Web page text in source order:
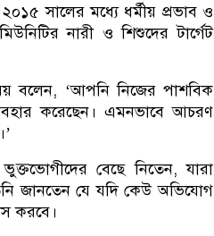
সালের মধ্যে ধর্মীয় প্রভাব ও
নারী ও শিশুদের টার্গেট
বলেন, ‘আপনি নিজের পাশবিক
করেছেন। এমনভাবে আচরণ
বেছে নিতেন, যারা
জানতেন যে যদি কেউ অভিযোগ
করবে।